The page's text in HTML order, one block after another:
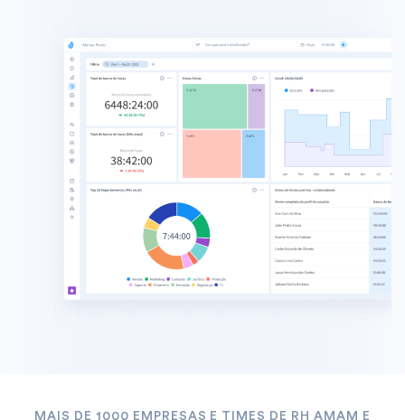
MAIS DE 1000 EMPRESAS E TIMES DE RH AMAM E